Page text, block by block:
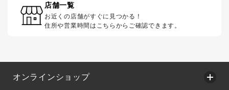
店舗一覧
お近くの店舗がすぐに見つかる！
住所や営業時間はこちらからご確認できます。
オンラインショップ